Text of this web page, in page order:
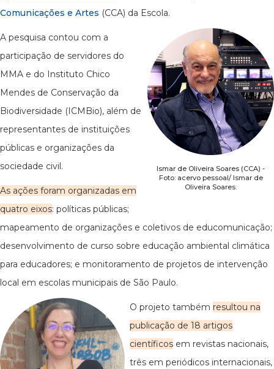
Comunicações e Artes (CCA) da Escola.
Ismar de Oliveira Soares (CCA) -
Foto: acervo pessoal/ Ismar de
Oliveira Soares.
A pesquisa contou com a
participação de servidores do
MMA e do Instituto Chico
Mendes de Conservação da
Biodiversidade (ICMBio), além de
representantes de instituições
públicas e organizações da
sociedade civil.
As ações foram organizadas em
quatro eixos: políticas públicas;
mapeamento de organizações e coletivos de educomunicação;
desenvolvimento de curso sobre educação ambiental climática
para educadores; e monitoramento de projetos de intervenção
local em escolas municipais de São Paulo.
O projeto também resultou na
publicação de 18 artigos
científicos em revistas nacionais,
três em periódicos internacionais,